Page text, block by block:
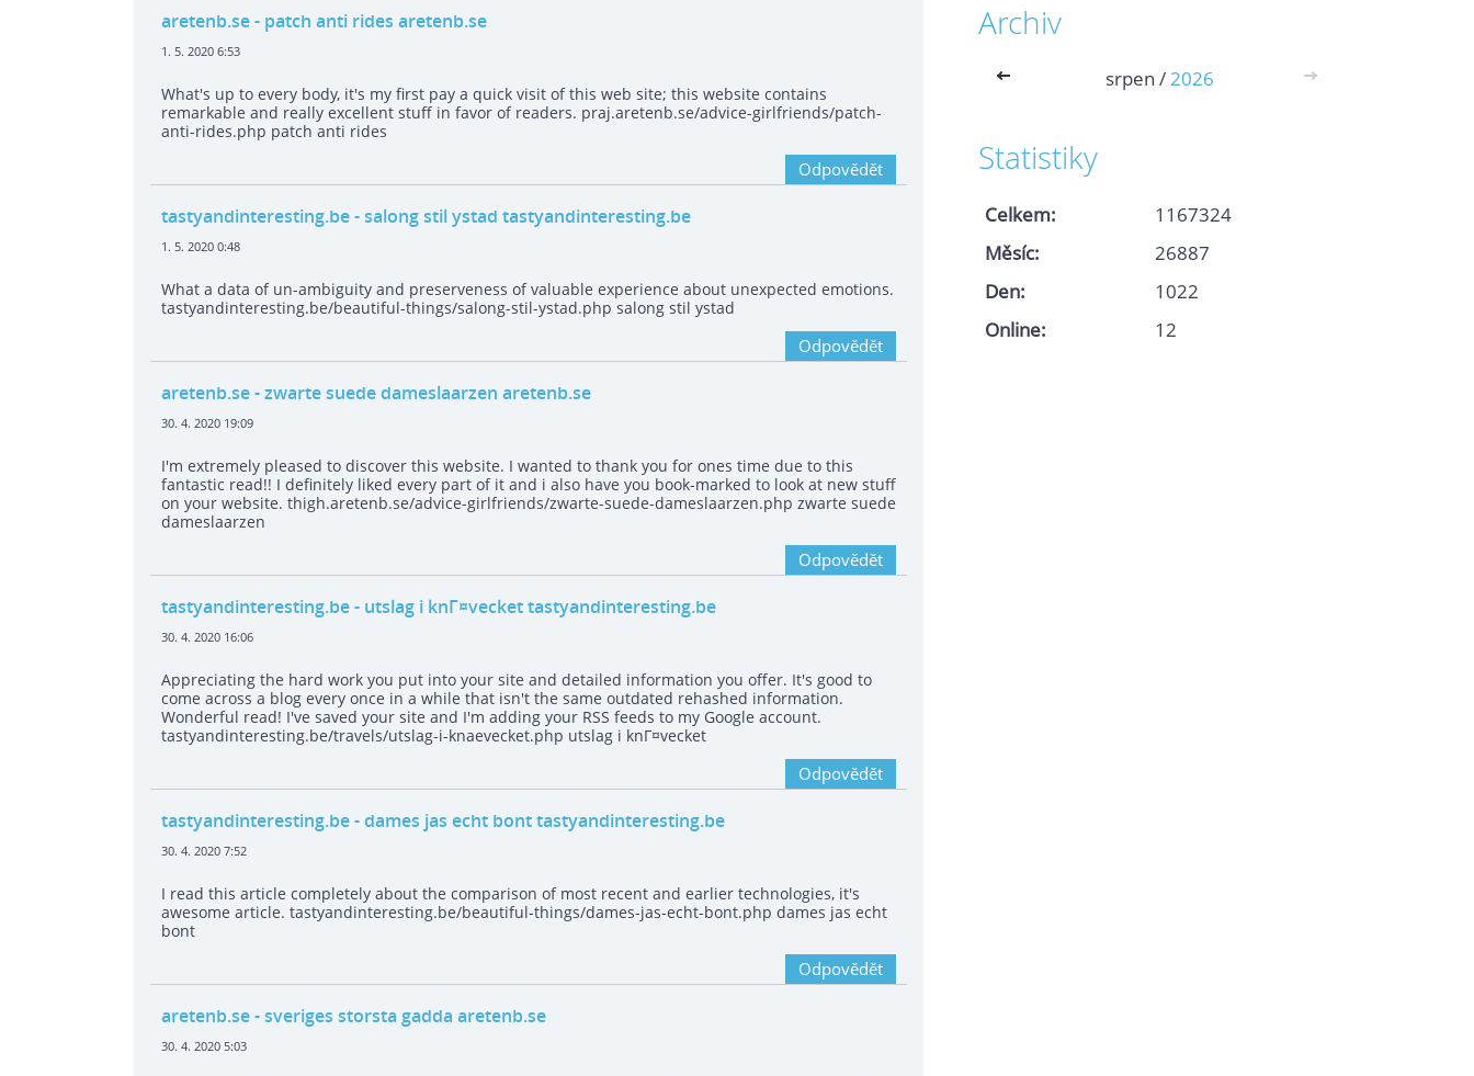
aretenb.se- patch anti rides aretenb.se
1. 5. 2020 6:53
What's up to every body, it's my first pay a quick visit of this web site; this website contains
remarkable and really excellent stuff in favor of readers. praj.aretenb.se/advice-girlfriends/patch-
anti-rides.php patch anti rides
Odpovědět
tastyandinteresting.be- salong stil ystad tastyandinteresting.be
1. 5. 2020 0:48
What a data of un-ambiguity and preserveness of valuable experience about unexpected emotions.
tastyandinteresting.be/beautiful-things/salong-stil-ystad.php salong stil ystad
Odpovědět
aretenb.se- zwarte suede dameslaarzen aretenb.se
30. 4. 2020 19:09
I'm extremely pleased to discover this website. I wanted to thank you for ones time due to this
fantastic read!! I definitely liked every part of it and i also have you book-marked to look at new stuff
on your website. thigh.aretenb.se/advice-girlfriends/zwarte-suede-dameslaarzen.php zwarte suede
dameslaarzen
Odpovědět
tastyandinteresting.be- utslag i knГ¤vecket tastyandinteresting.be
30. 4. 2020 16:06
Appreciating the hard work you put into your site and detailed information you offer. It's good to
come across a blog every once in a while that isn't the same outdated rehashed information.
Wonderful read! I've saved your site and I'm adding your RSS feeds to my Google account.
tastyandinteresting.be/travels/utslag-i-knaevecket.php utslag i knГ¤vecket
Odpovědět
tastyandinteresting.be- dames jas echt bont tastyandinteresting.be
30. 4. 2020 7:52
I read this article completely about the comparison of most recent and earlier technologies, it's
awesome article. tastyandinteresting.be/beautiful-things/dames-jas-echt-bont.php dames jas echt
bont
Odpovědět
aretenb.se- sveriges storsta gadda aretenb.se
30. 4. 2020 5:03
Archiv
<< srpen /2026 >>
Statistiky
Online: 12
Celkem:
1167324
Měsíc:
26887
Den:
1022